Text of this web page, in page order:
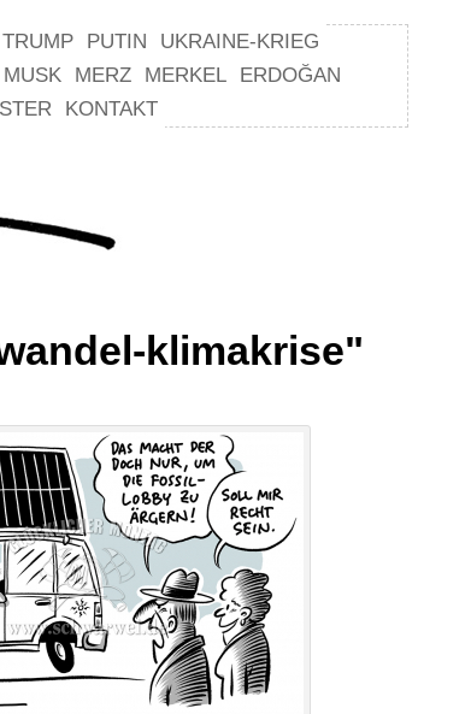
TRUMP PUTIN
UKRAINE-KRIEG
MUSK MERZ MERKEL
ERDOĞAN
KONTAKT
klimakrise"